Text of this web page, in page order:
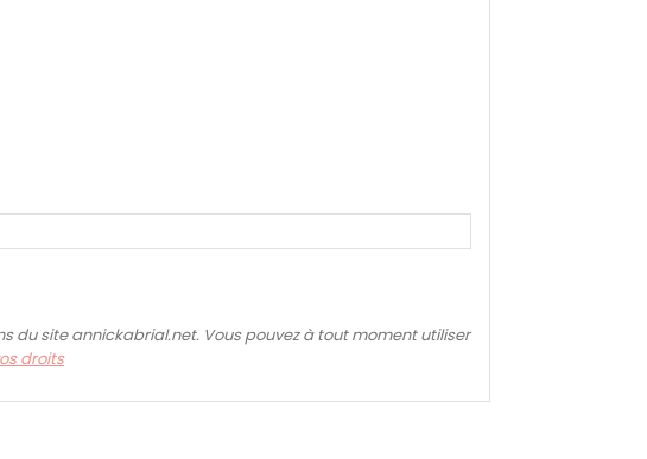
du site annickabrial.net. Vous pouvez à tout moment utiliser
droits